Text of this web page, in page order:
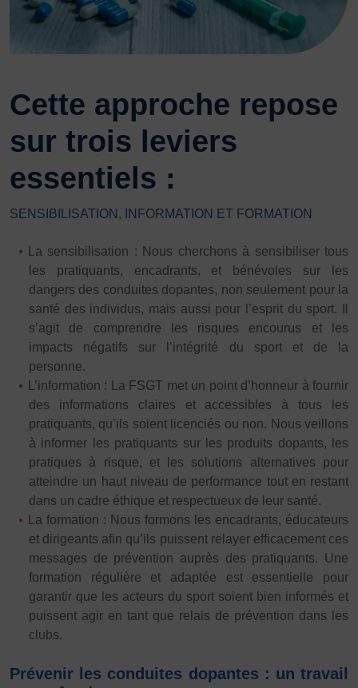
Vivicittà
JE SOUHAITE TROUVER UNE ACTIVITÉ SPORTIVE
Activités d’entretien, de forme et de santé
Activités physiques de danse et d’expression
Atelier d’aventure motrice des 0 – 3 ans
Athlé-Marche nordique
Autres activités de pleine nature Autres sports collectifs
Autres sports Nautiques Badminton Basketball
Boules lyonnaises E-sport Echecs Football
L’activité Bébé et parent dans l’eau Montagne-Escalade
JE SOUHAITE M’AFFILIER
Affiliation
Réaffiliation
Prise de licence
JE SOUHAITE TROUVER UN COMITÉ
Affiliation
Honorabilité
Licence Omnisports
Certificat Médical
Assurance
Cette approche repose
sur trois leviers
essentiels :
SENSIBILISATION, INFORMATION ET FORMATION
La sensibilisation : Nous cherchons à sensibiliser tous
les pratiquants, encadrants, et bénévoles sur les
dangers des conduites dopantes, non seulement pour la
santé des individus, mais aussi pour l’esprit du sport. Il
s’agit de comprendre les risques encourus et les
impacts négatifs sur l’intégrité du sport et de la
personne.
L’information : La FSGT met un point d’honneur à fournir
des informations claires et accessibles à tous les
pratiquants, qu’ils soient licenciés ou non. Nous veillons
à informer les pratiquants sur les produits dopants, les
pratiques à risque, et les solutions alternatives pour
atteindre un haut niveau de performance tout en restant
dans un cadre éthique et respectueux de leur santé.
La formation : Nous formons les encadrants, éducateurs
et dirigeants afin qu’ils puissent relayer efficacement ces
messages de prévention auprès des pratiquants. Une
formation régulière et adaptée est essentielle pour
garantir que les acteurs du sport soient bien informés et
puissent agir en tant que relais de prévention dans les
clubs.
Prévenir les conduites dopantes : un travail